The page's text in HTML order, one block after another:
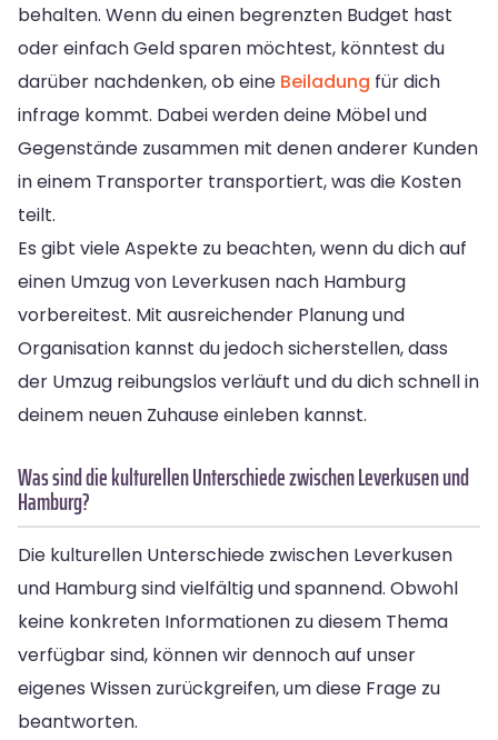
behalten. Wenn du einen begrenzten Budget hast
oder einfach Geld sparen möchtest, könntest du
darüber nachdenken, ob eine Beiladung für dich
infrage kommt. Dabei werden deine Möbel und
Gegenstände zusammen mit denen anderer Kunden
in einem Transporter transportiert, was die Kosten
teilt.
Es gibt viele Aspekte zu beachten, wenn du dich auf
einen Umzug von Leverkusen nach Hamburg
vorbereitest. Mit ausreichender Planung und
Organisation kannst du jedoch sicherstellen, dass
der Umzug reibungslos verläuft und du dich schnell in
deinem neuen Zuhause einleben kannst.
Was sind die kulturellen Unterschiede zwischen Leverkusen und
Hamburg?
Die kulturellen Unterschiede zwischen Leverkusen
und Hamburg sind vielfältig und spannend. Obwohl
keine konkreten Informationen zu diesem Thema
verfügbar sind, können wir dennoch auf unser
eigenes Wissen zurückgreifen, um diese Frage zu
beantworten.